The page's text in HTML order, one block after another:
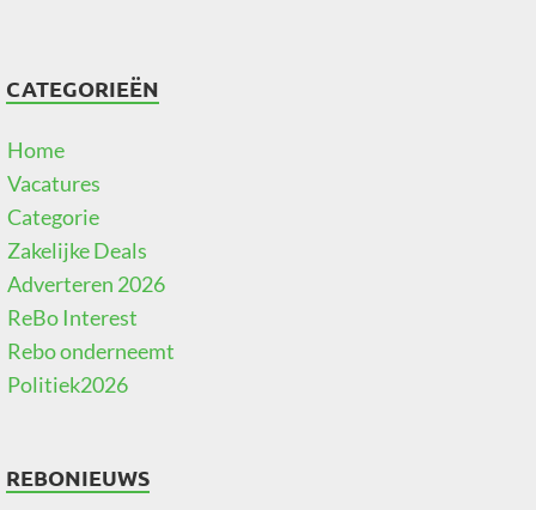
CATEGORIEËN
Home
Vacatures
Categorie
Zakelijke Deals
Adverteren 2026
ReBo Interest
Rebo onderneemt
Politiek2026
REBONIEUWS